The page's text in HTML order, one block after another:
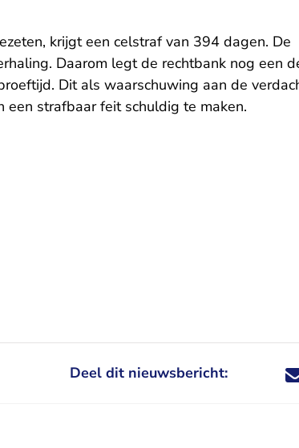
krijgt een celstraf van 394 dagen. De
Daarom legt de rechtbank nog een
Dit als waarschuwing aan de
strafbaar feit schuldig te maken.
Deel dit nieuwsbericht: Deel